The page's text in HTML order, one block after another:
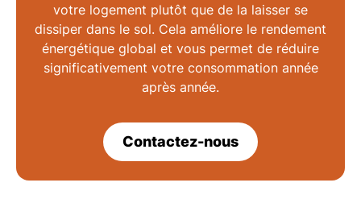
votre logement plutôt que de la laisser se
dissiper dans le sol. Cela améliore le rendement
énergétique global et vous permet de réduire
significativement votre consommation année
après année.
Contactez-nous